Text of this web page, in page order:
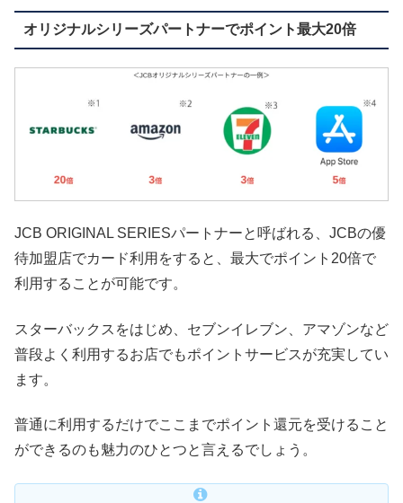
オリジナルシリーズパートナーでポイント最大20倍
JCB ORIGINAL SERIESパートナーと呼ばれる、JCBの優
待加盟店でカード利用をすると、最大でポイント20倍で
利用することが可能です。
スターバックスをはじめ、セブンイレブン、アマゾンなど
普段よく利用するお店でもポイントサービスが充実してい
ます。
普通に利用するだけでここまでポイント還元を受けること
ができるのも魅力のひとつと言えるでしょう。